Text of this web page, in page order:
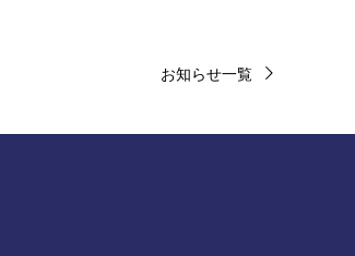
お知らせ一覧